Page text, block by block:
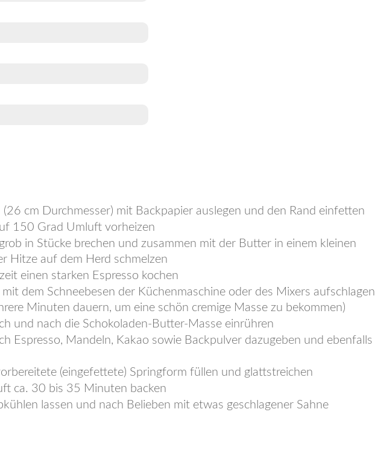
cm Durchmesser) mit Backpapier auslegen und den Rand einfetten
150 Grad Umluft vorheizen
in Stücke brechen und zusammen mit der Butter in einem kleinen
Hitze auf dem Herd schmelzen
einen starken Espresso kochen
dem Schneebesen der Küchenmaschine oder des Mixers aufschlagen
Minuten dauern, um eine schön cremige Masse zu bekommen)
und nach die Schokoladen-Butter-Masse einrühren
Espresso, Mandeln, Kakao sowie Backpulver dazugeben und ebenfalls
(eingefettete) Springform füllen und glattstreichen
ca. 30 bis 35 Minuten backen
lassen und nach Belieben mit etwas geschlagener Sahne